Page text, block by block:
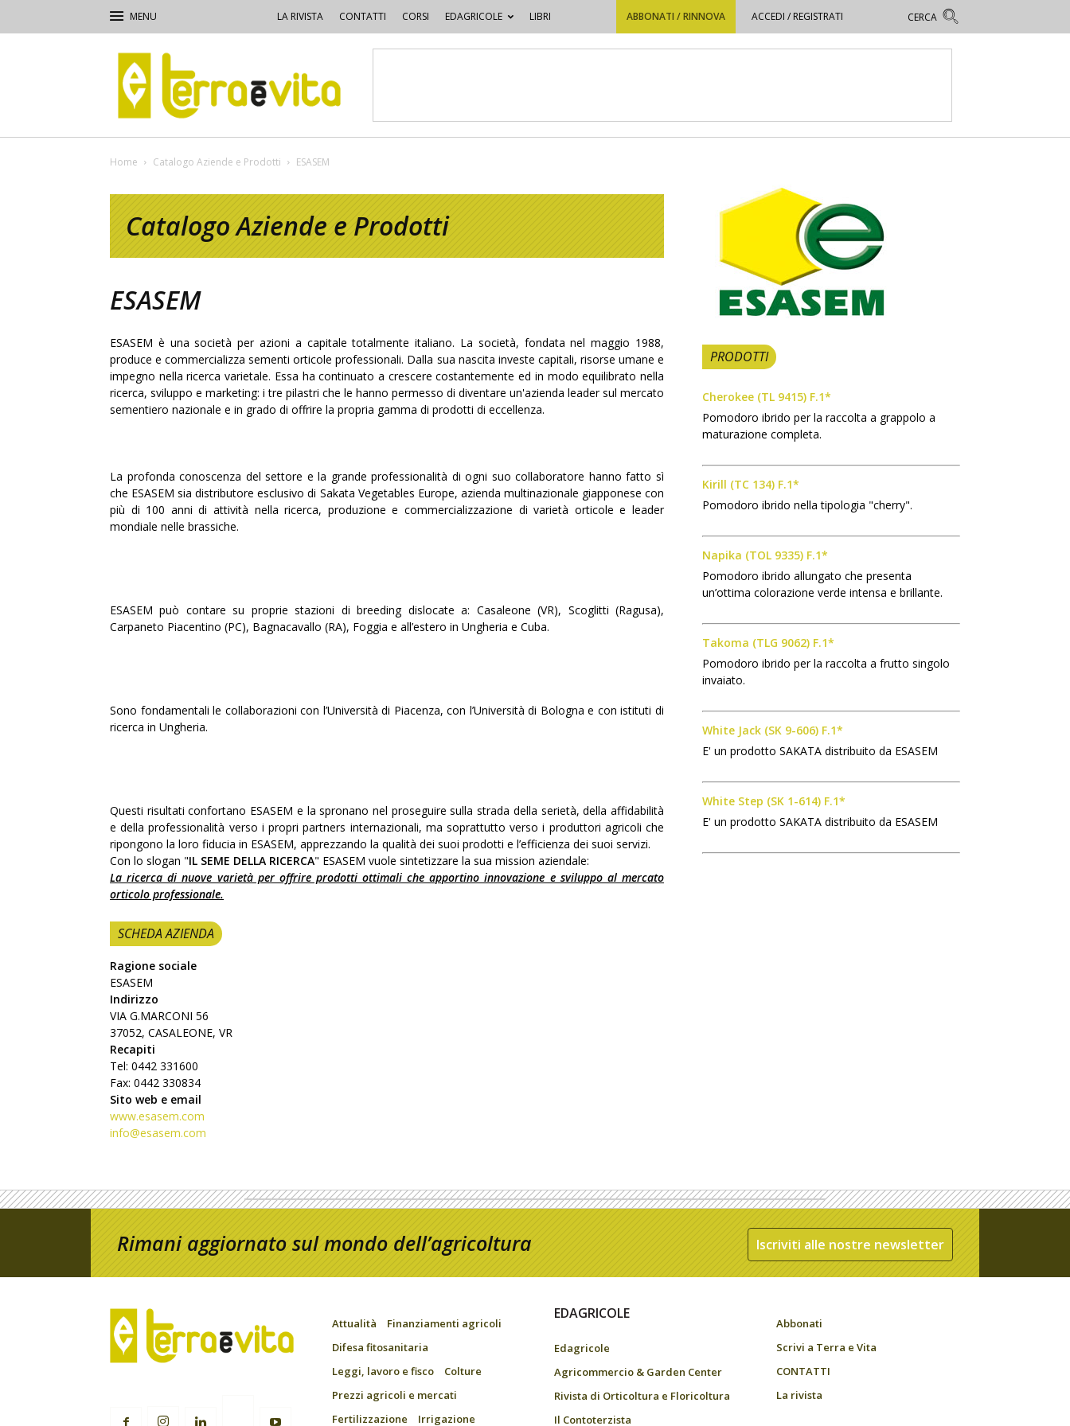
LA RIVISTA CONTATTI CORSI EDAGRICOLE LIBRI ABBONATI / RINNOVA ACCEDI / REGISTRATI
e
Vita
Home Catalogo Aziende e Prodotti ESASEM
Catalogo Aziende e Prodotti
ESASEM
ESASEM è una società per azioni a capitale totalmente italiano. La società, fondata nel maggio 1988,
produce e commercializza sementi orticole professionali. Dalla sua nascita investe capitali, risorse umane e
impegno nella ricerca varietale. Essa ha continuato a crescere costantemente ed in modo equilibrato nella
ricerca, sviluppo e marketing: i tre pilastri che le hanno permesso di diventare un'azienda leader sul mercato
sementiero nazionale e in grado di offrire la propria gamma di prodotti di eccellenza.
La profonda conoscenza del settore e la grande professionalità di ogni suo collaboratore hanno fatto sì
che ESASEM sia distributore esclusivo di Sakata Vegetables Europe, azienda multinazionale giapponese con
più di 100 anni di attività nella ricerca, produzione e commercializzazione di varietà orticole e leader
mondiale nelle brassiche.
ESASEM può contare su proprie stazioni di breeding dislocate a: Casaleone (VR), Scoglitti (Ragusa),
Carpaneto Piacentino (PC), Bagnacavallo (RA), Foggia e all’estero in Ungheria e Cuba.
Sono fondamentali le collaborazioni con l’Università di Piacenza, con l’Università di Bologna e con istituti di
ricerca in Ungheria.
Questi risultati confortano ESASEM e la spronano nel proseguire sulla strada della serietà, della affidabilità
e della professionalità verso i propri partners internazionali, ma soprattutto verso i produttori agricoli che
ripongono la loro fiducia in ESASEM, apprezzando la qualità dei suoi prodotti e l’efficienza dei suoi servizi.
Con lo slogan "IL SEME DELLA RICERCA" ESASEM vuole sintetizzare la sua mission aziendale:
La ricerca di nuove varietà per offrire prodotti ottimali che apportino innovazione e sviluppo al mercato
orticolo professionale.
SCHEDA AZIENDA
Ragione sociale
ESASEM
Indirizzo
VIA G.MARCONI 56
37052, CASALEONE, VR
Recapiti
Tel: 0442 331600
Fax: 0442 330834
Sito web e email
www.esasem.com
info@esasem.com
PRODOTTI
Cherokee (TL 9415) F.1*
Pomodoro ibrido per la raccolta a grappolo a
maturazione completa.
Kirill (TC 134) F.1*
Pomodoro ibrido nella tipologia "cherry".
Napika (TOL 9335) F.1*
Pomodoro ibrido allungato che presenta
un’ottima colorazione verde intensa e brillante.
Takoma (TLG 9062) F.1*
Pomodoro ibrido per la raccolta a frutto singolo
invaiato.
White Jack (SK 9-606) F.1*
E' un prodotto SAKATA distribuito da ESASEM
White Step (SK 1-614) F.1*
E' un prodotto SAKATA distribuito da ESASEM
Rimani aggiornato sul mondo dell’agricoltura Iscriviti alle nostre newsletter
Attualità
Finanziamenti agricoli
Difesa fitosanitaria
Leggi, lavoro e fisco
Colture
Prezzi agricoli e mercati
Fertilizzazione
Irrigazione
EDAGRICOLE
Edagricole
Agricommercio & Garden Center
Rivista di Orticoltura e Floricoltura
Il Contoterzista
Abbonati
Scrivi a Terra e Vita
CONTATTI
La rivista